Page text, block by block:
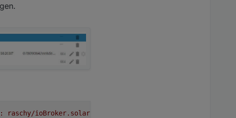
DB closed
This error originated either by throwing inside
raschy/